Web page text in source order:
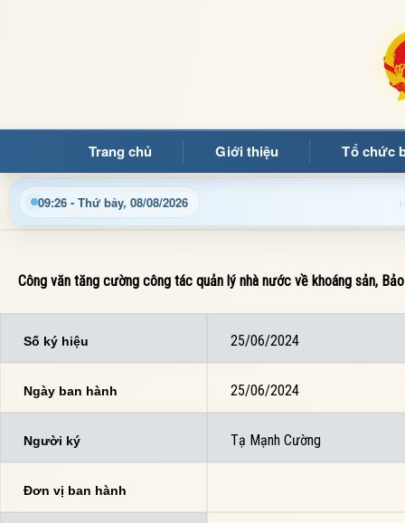
Trang chủ Giới thiệu Tổ chức
09:26 - Thứ bảy, 08/08/2026
Cập nhật thông tin điều hành, thủ tục hành chính và
Công văn tăng cường công tác quản lý nhà nước về khoáng sản,
Số ký hiệu 25/06/2024
Ngày ban hành 25/06/2024
Người ký Tạ Mạnh Cường
Đơn vị ban hành